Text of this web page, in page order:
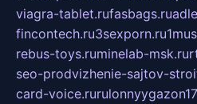
viagra-tablet.rufasbags.ru
fincontech.ru3sexporn.ru
rebus-toys.ruminelab-msk.ru
seo-prodvizhenie-sajtov-
card-voice.ru